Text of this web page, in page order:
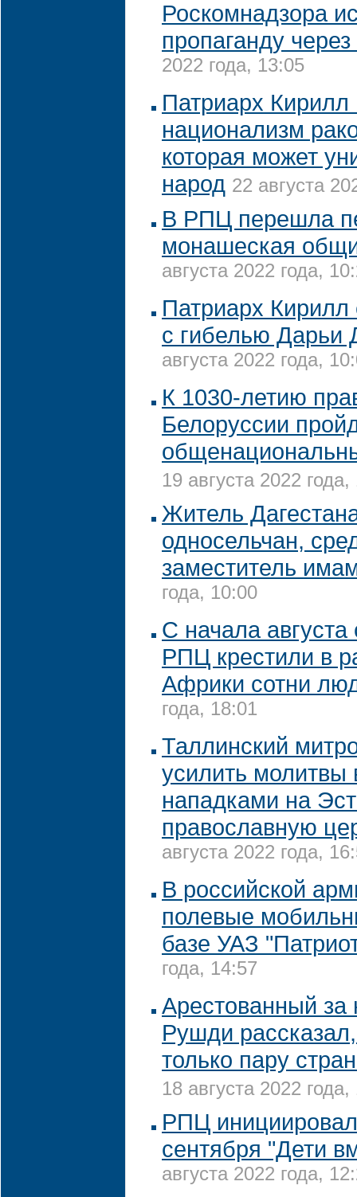
Роскомнадзора
пропаганду через
2022 года, 13:05
Патриарх Кирилл
национализм
которая может
народ 22 августа
В РПЦ перешла
монашеская
августа 2022 года,
Патриарх Кирилл
с гибелью Дарьи
августа 2022 года,
К 1030-летию
Белоруссии
19 августа 2022
Житель
односельчан,
заместитель
года, 10:00
С начала
РПЦ крестили в
Африки сотни
года, 18:01
Таллинский
усилить молитвы
нападками на
православную
августа 2022 года,
В российской
полевые
базе УАЗ
года, 14:57
Арестованный за
Рушди
только пару
18 августа 2022
РПЦ
сентября "Дети
августа 2022 года,